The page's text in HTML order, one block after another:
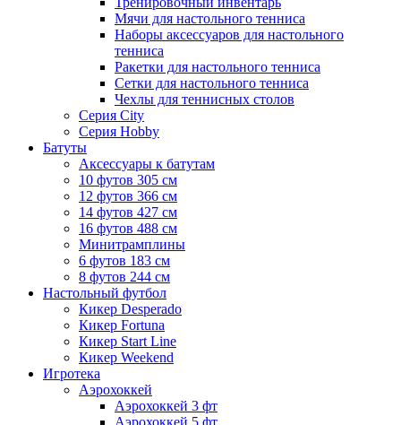
Мячи для настольного тенниса
Наборы аксессуаров для настольного
тенниса
Ракетки для настольного тенниса
Сетки для настольного тенниса
Чехлы для теннисных столов
Серия City
Серия Hobby
Батуты
Аксессуары к батутам
10 футов 305 см
12 футов 366 см
14 футов 427 см
16 футов 488 см
Минитрамплины
6 футов 183 см
8 футов 244 см
Настольный футбол
Кикер Desperado
Кикер Fortuna
Кикер Start Line
Кикер Weekend
Игротека
Аэрохоккей
Аэрохоккей 3 фт